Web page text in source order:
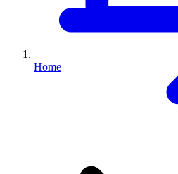
Home